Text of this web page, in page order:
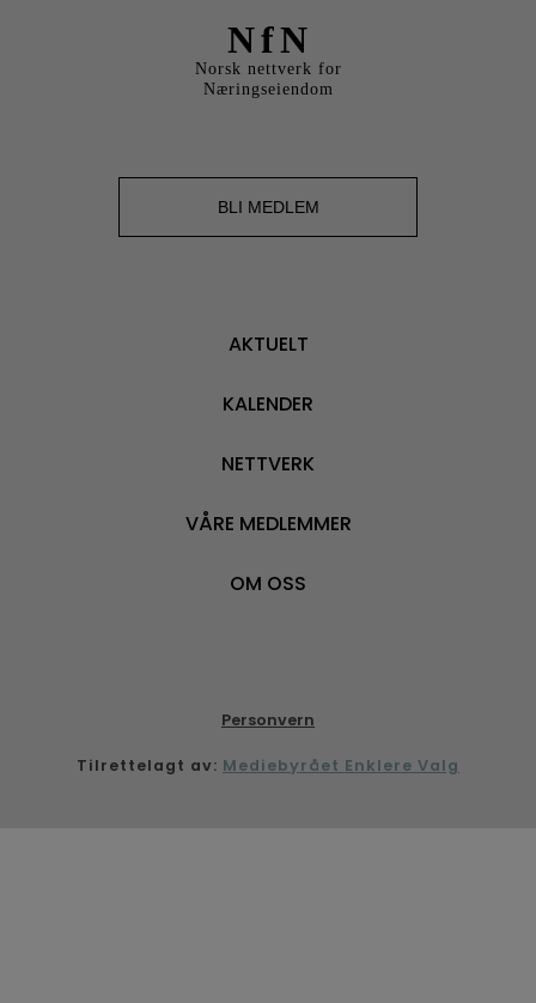
NfN
Norsk nettverk for
Næringseiendom
BLI MEDLEM
AKTUELT
KALENDER
NETTVERK
VÅRE MEDLEMMER
OM OSS
Personvern
Tilrettelagt av: Mediebyrået Enklere Valg